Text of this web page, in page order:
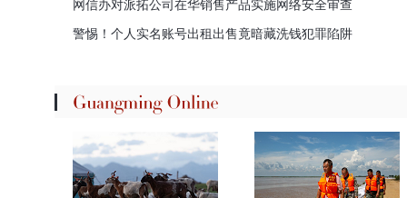
网信办对派拓公司在华销售产品实施网络安全审查
警惕！个人实名账号出租出售竟暗藏洗钱犯罪陷阱